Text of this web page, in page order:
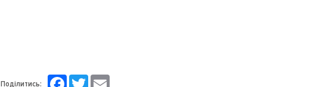
Поділитись: FacebookTwitter